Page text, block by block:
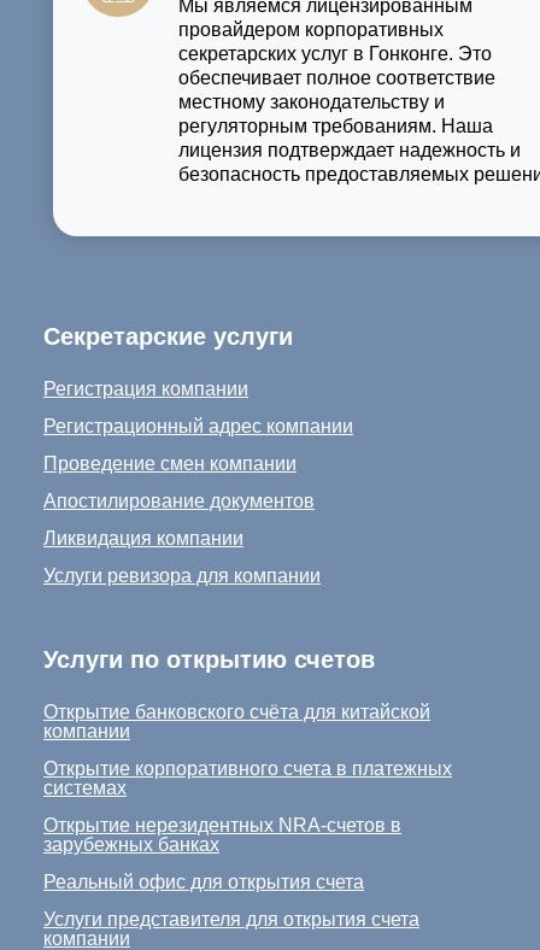
Мы являемся лицензированным
провайдером корпоративных
секретарских услуг в Гонконге. Это
обеспечивает полное соответствие
местному законодательству и
регуляторным требованиям. Наша
лицензия подтверждает надежность и
безопасность предоставляемых
Услуги по открытию счетов
Открытие банковского счёта для китайской
компании
Открытие корпоративного счета в платежных
системах
Открытие нерезидентных NRA-счетов в
зарубежных банках
Реальный офис для открытия счета
Услуги представителя для открытия счета
компании
Секретарские услуги
Регистрация компании
Регистрационный адрес компании
Проведение смен компании
Апостилирование документов
Ликвидация компании
Услуги ревизора для компании